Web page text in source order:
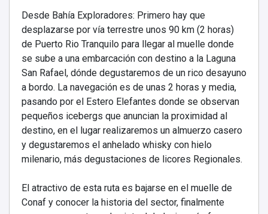
Desde Bahía Exploradores: Primero hay que
desplazarse por vía terrestre unos 90 km (2 horas)
de Puerto Rio Tranquilo para llegar al muelle donde
se sube a una embarcación con destino a la Laguna
San Rafael, dónde degustaremos de un rico desayuno
a bordo. La navegación es de unas 2 horas y media,
pasando por el Estero Elefantes donde se observan
pequeños icebergs que anuncian la proximidad al
destino, en el lugar realizaremos un almuerzo casero
y degustaremos el anhelado whisky con hielo
milenario, más degustaciones de licores Regionales.
El atractivo de esta ruta es bajarse en el muelle de
Conaf y conocer la historia del sector, finalmente